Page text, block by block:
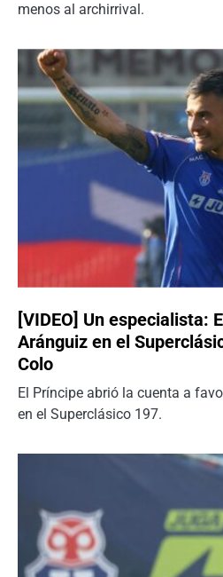
menos al archirrival.
[VIDEO] Un especialista:
Aránguiz en el
Colo
El Príncipe abrió la cuenta a
en el Superclásico 197.